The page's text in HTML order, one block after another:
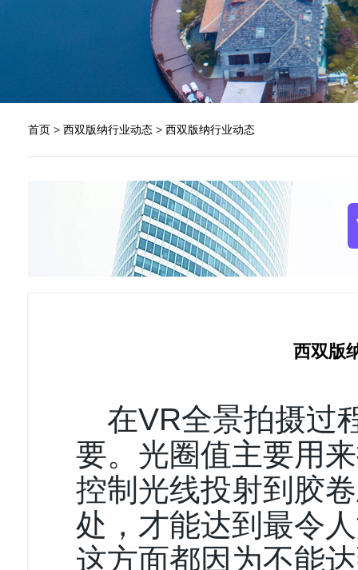
首页 > 西双版纳行业动态 > 西双版纳行业动态
西双版
在VR全景拍摄过
要。光圈值主要用
控制光线投射到胶
处，才能达到最令
这方面都因为不能